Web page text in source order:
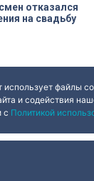
отказался
на свадьбу
файлы
и содействия
с Политикой